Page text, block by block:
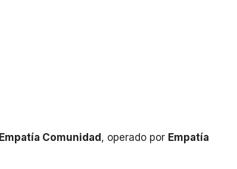
Empatía Comunidad , operado por Empatía